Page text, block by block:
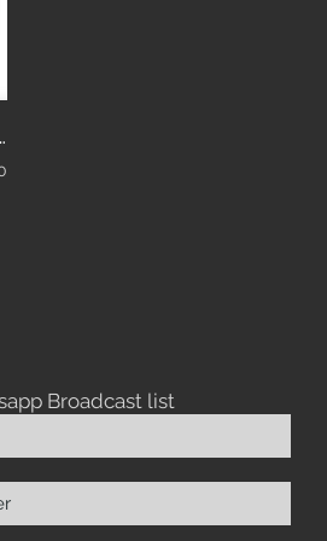
with wheels: Model HZB05
Broadcast list